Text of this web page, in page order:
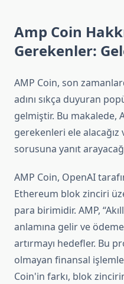
Amp Coin
Gerekenler:
AMP Coin, son
adını sıkça duyuran
gelmiştir. Bu makalede,
gerekenleri ele alacağız
sorusuna yanıt
AMP Coin, OpenAI
Ethereum blok zinciri
para birimidir. AMP,
anlamına gelir ve
artırmayı hedefler. Bu
olmayan finansal
Coin'in farkı, blok